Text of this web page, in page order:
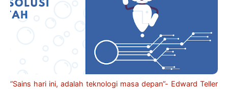
”Sains hari ini, adalah teknologi masa depan”- Edward Teller